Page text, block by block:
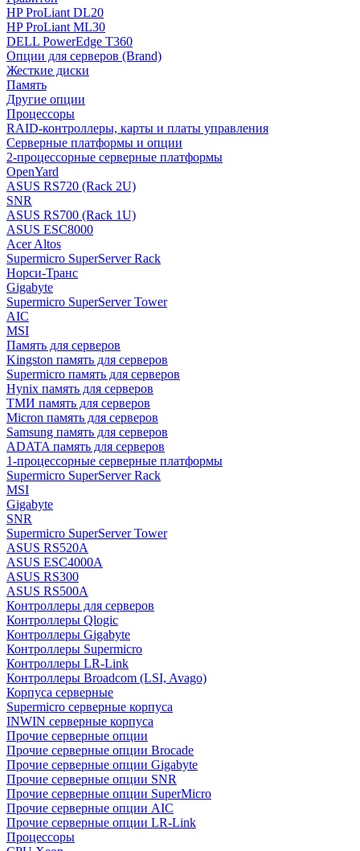
HP ProLiant DL20
HP ProLiant ML30
DELL PowerEdge T360
Опции для серверов (Brand)
Жесткие диски
Память
Другие опции
Процессоры
RAID-контроллеры, карты и платы управления
Серверные платформы и опции
2-процессорные серверные платформы
OpenYard
ASUS RS720 (Rack 2U)
SNR
ASUS RS700 (Rack 1U)
ASUS ESC8000
Acer Altos
Supermicro SuperServer Rack
Норси-Транс
Gigabyte
Supermicro SuperServer Tower
AIC
MSI
Память для серверов
Kingston память для серверов
Supermicro память для серверов
Hynix память для серверов
ТМИ память для серверов
Micron память для серверов
Samsung память для серверов
ADATA память для серверов
1-процессорные серверные платформы
Supermicro SuperServer Rack
MSI
Gigabyte
SNR
Supermicro SuperServer Tower
ASUS RS520A
ASUS ESC4000A
ASUS RS300
ASUS RS500A
Контроллеры для серверов
Контроллеры Qlogic
Контроллеры Gigabyte
Контроллеры Supermicro
Контроллеры LR-Link
Контроллеры Broadcom (LSI, Avago)
Корпуса серверные
Supermicro серверные корпуса
INWIN серверные корпуса
Прочие серверные опции
Прочие серверные опции Brocade
Прочие серверные опции Gigabyte
Прочие серверные опции SNR
Прочие серверные опции SuperMicro
Прочие серверные опции AIC
Прочие серверные опции LR-Link
Процессоры